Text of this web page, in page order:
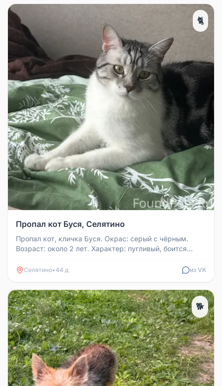
🐈
Пропал кот Буся, Селятино
Пропал кот, кличка Буся. Окрас: серый с чёрным.
Возраст: около 2 лет. Характер: пугливый, боится
Селятино•44 д из VK
🐕